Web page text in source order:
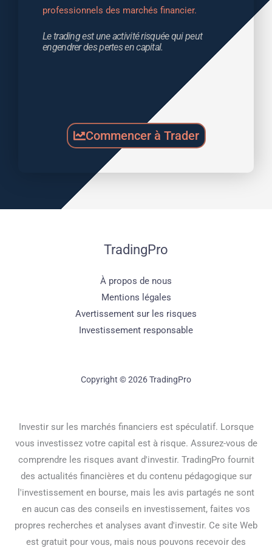
professionnels des marchés financier.
Le trading est une activité risquée qui peut
engendrer des pertes en capital.
Commencer à Trader
TradingPro
À propos de nous
Mentions légales
Avertissement sur les risques
Investissement responsable
Copyright © 2026 TradingPro
Investir sur les marchés financiers est spéculatif. Lorsque
vous investissez votre capital est à risque. Assurez-vous de
comprendre les risques avant d'investir. TradingPro fournit
des actualités financières et du contenu pédagogique sur
l'investissement en bourse, mais les avis partagés ne sont
en aucun cas des conseils en investissement, faites vos
propres recherches et analyses avant d'investir. Ce site Web
est gratuit pour vous, mais nous pouvons recevoir des